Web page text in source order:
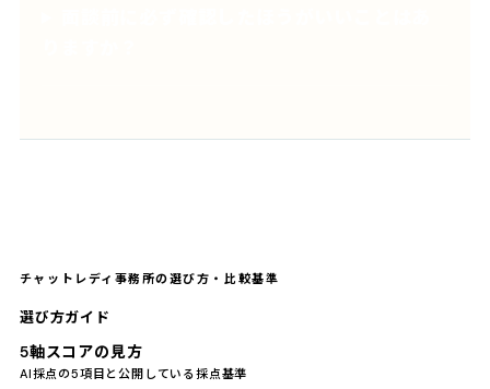
チャットレディ事務所の選び方・比較基準
選び方ガイド
5軸スコアの見方
AI採点の5項目と公開している採点基準